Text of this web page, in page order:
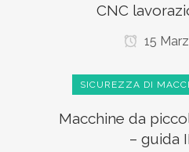
CNC
15
SICUREZZA DI
Macchine da
– guida